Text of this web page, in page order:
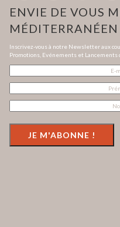
ENVIE DE VOUS
MÉDITERRANÉEN
Inscrivez-vous à notre Newsletter aux
Promotions, Evénements et